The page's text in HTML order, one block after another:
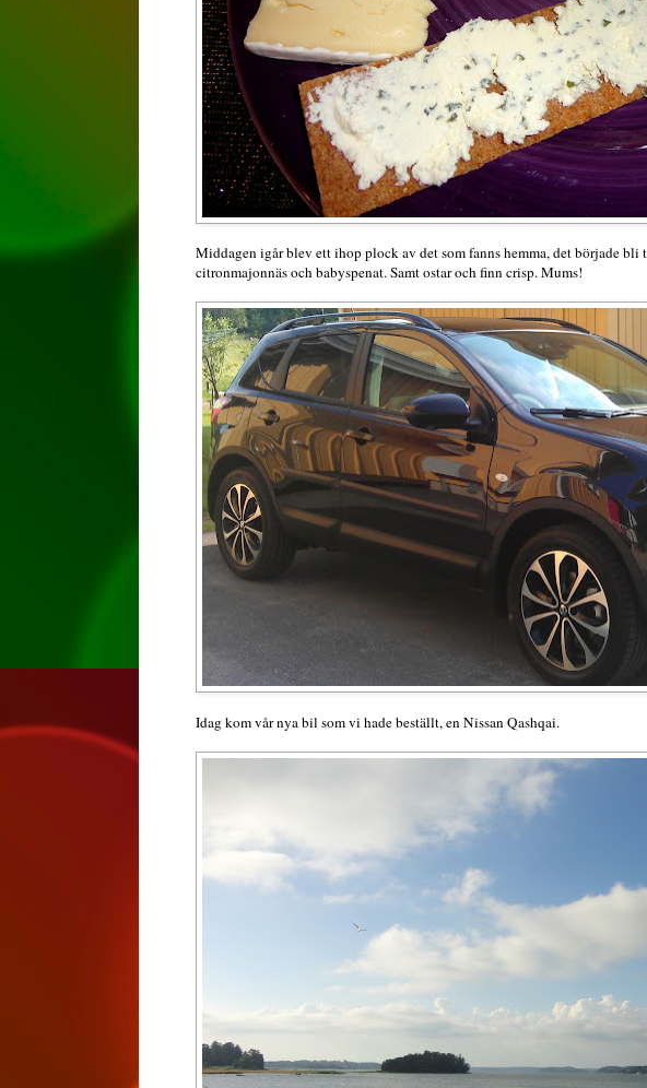
Middagen igår blev ett ihop plock av det som fanns hemma, det började bli
citronmajonnäs och babyspenat. Samt ostar och finn crisp. Mums!
Idag kom vår nya bil som vi hade beställt, en Nissan Qashqai.